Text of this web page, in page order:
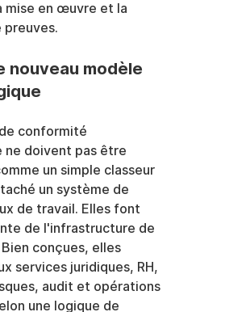
mise en œuvre et la
preuves.
nouveau modèle
conformité
ne doivent pas être
un simple classeur
un système de
de travail. Elles font
de l'infrastructure de
conçues, elles
services juridiques, RH,
audit et opérations
une logique de